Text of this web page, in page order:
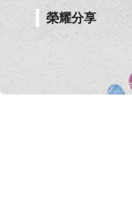
榮耀分享